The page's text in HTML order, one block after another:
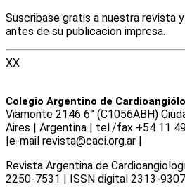
Suscribase gratis a nuestra revista
antes de su publicacion impresa.
XX
Colegio Argentino de
Viamonte 2146 6° (C1056ABH)
Aires | Argentina | tel./fax +54 11
|e-mail revista@caci.org.ar |
Revista Argentina de
2250-7531 | ISSN digital 2313-9307